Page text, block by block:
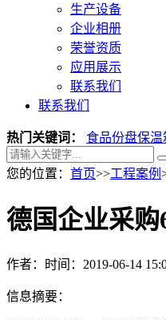
生产设备
企业相册
荣誉资质
应用展示
联系我们
联系我们
热门关键词： 食品份盘保温
您的位置： 首页>>工程案例
德国企业采
作者： 时间：2019-06-14
信息摘要：